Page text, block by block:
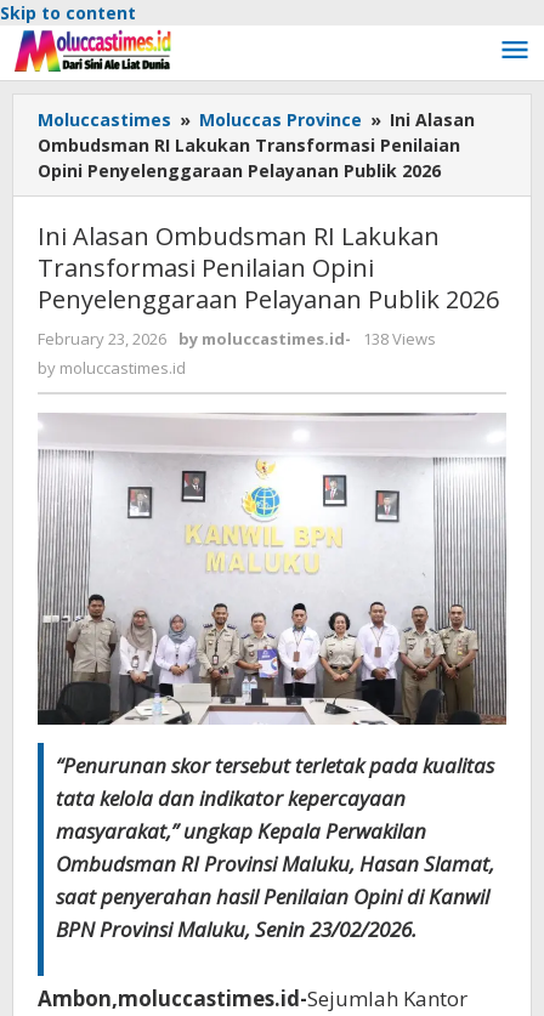
Skip to content
Moluccastimes » Moluccas Province » Ini Alasan
Ombudsman RI Lakukan Transformasi Penilaian
Opini Penyelenggaraan Pelayanan Publik 2026
Ini Alasan Ombudsman RI Lakukan
Transformasi Penilaian Opini
Penyelenggaraan Pelayanan Publik 2026
February 23, 2026 by moluccastimes.id-
138 Views
by moluccastimes.id
“Penurunan skor tersebut terletak pada kualitas
tata kelola dan indikator kepercayaan
masyarakat,” ungkap Kepala Perwakilan
Ombudsman RI Provinsi Maluku, Hasan Slamat,
saat penyerahan hasil Penilaian Opini di Kanwil
BPN Provinsi Maluku, Senin 23/02/2026.
Ambon,moluccastimes.id-Sejumlah Kantor